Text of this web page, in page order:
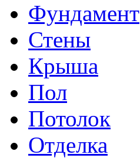
Фундамент
Стены
Крыша
Пол
Потолок
Отделка